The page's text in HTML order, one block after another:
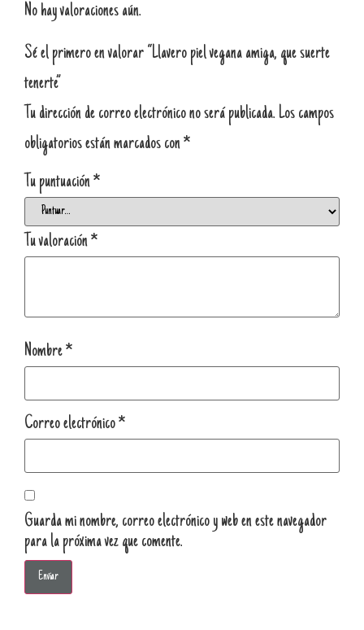
No hay valoraciones aún.
Sé el primero en valorar “Llavero piel vegana amiga, que suerte
tenerte”
Tu dirección de correo electrónico no será publicada. Los campos
obligatorios están marcados con*
Tu puntuación*
Tu valoración*
Nombre*
Correo electrónico*
Guarda mi nombre, correo electrónico y web en este navegador
para la próxima vez que comente.